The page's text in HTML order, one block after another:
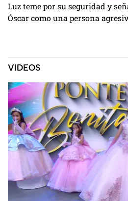
Luz teme por su seguridad y
Óscar como una persona
VIDEOS